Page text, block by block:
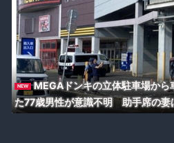
NEW
MEGAドンキの立体駐車場か
た77歳男性が意識不明 助手席の妻